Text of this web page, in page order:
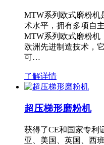
MTW系列欧式磨粉机
术水平，拥有多项自
MTW系列欧式磨粉机
欧洲先进制造技术，
可…
了解详情
超压梯形磨粉机
获得了CE和国家专利
亚、美国、英国、西